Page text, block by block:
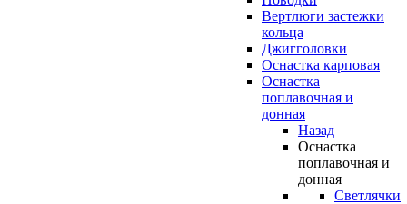
Вертлюги застежки
кольца
Джигголовки
Оснастка карповая
Оснастка
поплавочная и
донная
Назад
Оснастка
поплавочная и
донная
Светлячки